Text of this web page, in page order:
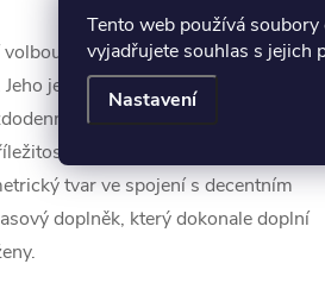
Tento web používá
vyjadřujete souhlas s jejich
Nastavení
pro ženy, které preferují
jednoduchá elegance ho
nošení do práce či běžný
kde vynikne jeho jemná
tvar ve spojení s decentním
doplněk, který dokonale doplní